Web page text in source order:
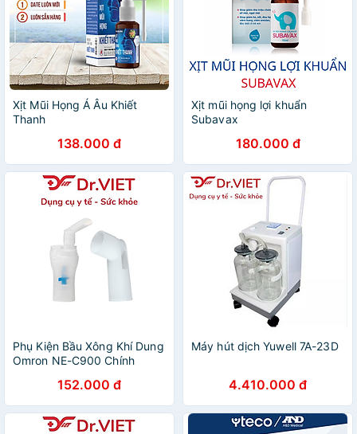
Xịt Mũi Họng Á Âu Khiết
Thanh
138.000 đ
Xịt mũi họng lợi khuẩn
Subavax
180.000 đ
Phụ Kiện Bầu Xông Khí Dung
Omron NE-C900 Chính
Thay Thế Chuyên Dụng Cho
Máy Xông Khí Dung Omron
NE-C900, Thiết Kế Chuẩn Y
152.000 đ
Máy hút dịch Yuwell 7A-23D
4.410.000 đ